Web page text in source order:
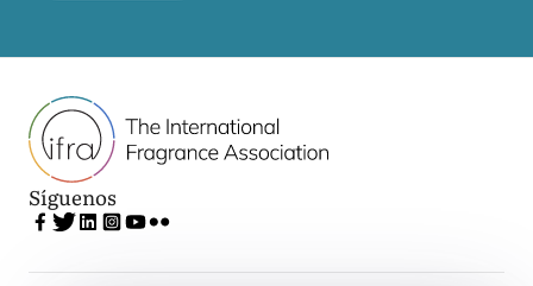
Síguenos